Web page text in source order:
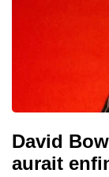
David
aurait